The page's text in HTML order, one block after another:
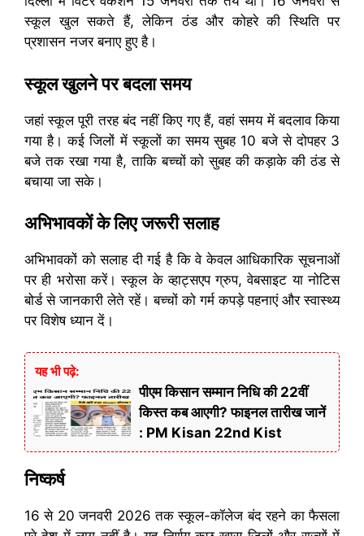
स्कूल खुल सकते हैं, लेकिन ठंड और कोहरे की स्थिति पर
प्रशासन नजर बनाए हुए है।
स्कूल खुलने पर बदला समय
जहां स्कूल पूरी तरह बंद नहीं किए गए हैं, वहां समय में बदलाव किया
गया है। कई जिलों में स्कूलों का समय सुबह 10 बजे से दोपहर 3
बजे तक रखा गया है, ताकि बच्चों को सुबह की कड़ाके की ठंड से
बचाया जा सके।
अभिभावकों के लिए जरूरी सलाह
अभिभावकों को सलाह दी गई है कि वे केवल आधिकारिक सूचनाओं
पर ही भरोसा करें। स्कूल के व्हाट्सएप ग्रुप, वेबसाइट या नोटिस
बोर्ड से जानकारी लेते रहें। बच्चों को गर्म कपड़े पहनाएं और स्वास्थ्य
पर विशेष ध्यान दें।
यह भी पढ़े:
पीएम किसान सम्मान निधि की 22वीं
किस्त कब आएगी? फाइनल तारीख जानें
: PM Kisan 22nd Kist
निष्कर्ष
16 से 20 जनवरी 2026 तक स्कूल-कॉलेज बंद रहने का फैसला